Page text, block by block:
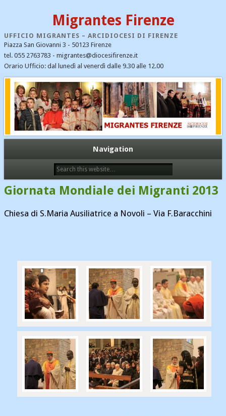
Migrantes Firenze
UFFICIO MIGRANTES – ARCIDIOCESI DI FIRENZE
Piazza San Giovanni 3 - 50123 Firenze
tel. 055 2763783 - migrantes@diocesifirenze.it
Orario Ufficio: dal lunedì al venerdì dalle 9.30 alle 12.00
CATEGORIE
Cristiani nel mondo
Dialogo interreligioso
Emergenza profughi
Fondazione Migrantes
Il Santo Padre Francesco – notizie
Pastorale dei Migranti
Senza categoria
Navigation
Giornata Mondiale dei Migranti 2013
Chiesa di S.Maria Ausiliatrice a Novoli – Via F.Baracchini